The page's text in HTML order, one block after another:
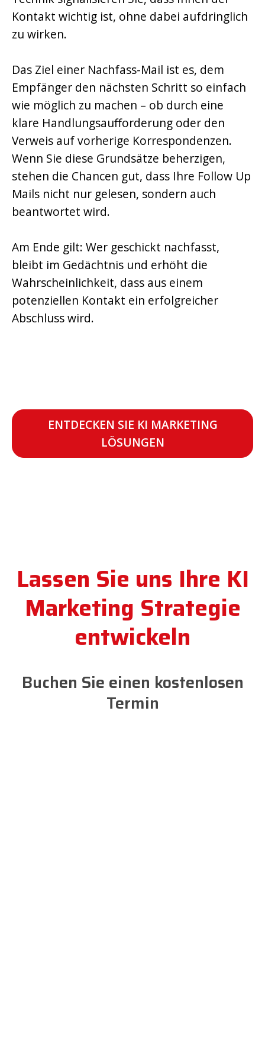
Kontakt wichtig ist, ohne dabei aufdringlich
zu wirken.
Das Ziel einer Nachfass-Mail ist es, dem
Empfänger den nächsten Schritt so einfach
wie möglich zu machen – ob durch eine
klare Handlungsaufforderung oder den
Verweis auf vorherige Korrespondenzen.
Wenn Sie diese Grundsätze beherzigen,
stehen die Chancen gut, dass Ihre Follow Up
Mails nicht nur gelesen, sondern auch
beantwortet wird.
Am Ende gilt: Wer geschickt nachfasst,
bleibt im Gedächtnis und erhöht die
Wahrscheinlichkeit, dass aus einem
potenziellen Kontakt ein erfolgreicher
Abschluss wird.
ENTDECKEN SIE KI MARKETING
LÖSUNGEN
Lassen Sie uns Ihre KI
Marketing Strategie
entwickeln
Buchen Sie einen kostenlosen
Termin